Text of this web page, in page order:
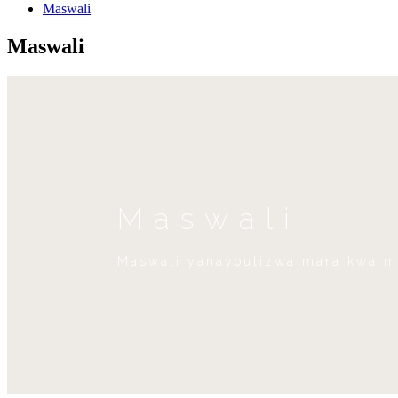
Maswali
Maswali
Maswali